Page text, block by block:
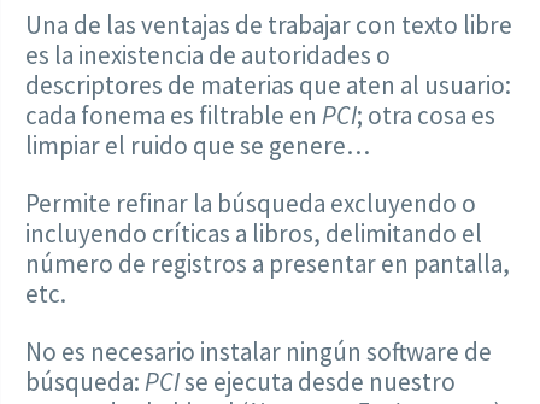
Una de las ventajas de trabajar con texto libre
es la inexistencia de autoridades o
descriptores de materias que aten al usuario:
cada fonema es filtrable en PCI; otra cosa es
limpiar el ruido que se genere…
Permite refinar la búsqueda excluyendo o
incluyendo críticas a libros, delimitando el
número de registros a presentar en pantalla,
etc.
No es necesario instalar ningún software de
búsqueda:PCIse ejecuta desde nuestro